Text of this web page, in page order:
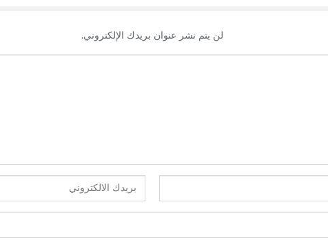
لن يتم نشر عنوان بريدك الإلكتروني.